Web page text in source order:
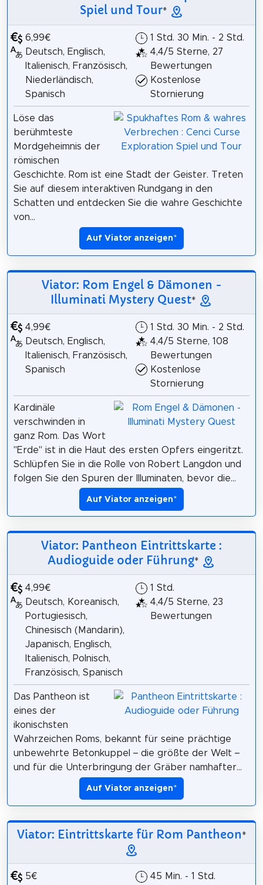
Spiel und Tour*
6,99€
Deutsch, Englisch,
Italienisch, Französisch,
Niederländisch,
Spanisch
1 Std. 30 Min. - 2 Std.
4,4/5 Sterne, 27
Bewertungen
Kostenlose
Stornierung
Löse das
berühmteste
Mordgeheimnis der
römischen
Geschichte. Rom ist eine Stadt der Geister. Treten
Sie auf diesem interaktiven Rundgang in den
Schatten und entdecken Sie die wahre Geschichte
von...
Auf Viator anzeigen*
Viator: Rom Engel & Dämonen -
Illuminati Mystery Quest*
4,99€
Deutsch, Englisch,
Italienisch, Französisch,
Spanisch
1 Std. 30 Min. - 2 Std.
4,4/5 Sterne, 108
Bewertungen
Kostenlose
Stornierung
Kardinäle
verschwinden in
ganz Rom. Das Wort
"Erde" ist in die Haut des ersten Opfers eingeritzt.
Schlüpfen Sie in die Rolle von Robert Langdon und
folgen Sie den Spuren der Illuminaten, bevor die...
Auf Viator anzeigen*
Viator: Pantheon Eintrittskarte :
Audioguide oder Führung*
4,99€
Deutsch, Koreanisch,
Portugiesisch,
Chinesisch (Mandarin),
Japanisch, Englisch,
Italienisch, Polnisch,
Französisch, Spanisch
1 Std.
4,4/5 Sterne, 23
Bewertungen
Das Pantheon ist
eines der
ikonischsten
Wahrzeichen Roms, bekannt für seine prächtige
unbewehrte Betonkuppel – die größte der Welt –
und für die Unterbringung der Gräber namhafter...
Auf Viator anzeigen*
Viator: Eintrittskarte für Rom Pantheon*
5€
45 Min. - 1 Std.